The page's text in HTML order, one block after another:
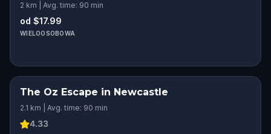
2 km | Avg. time: 90 min
od $17.99
WIELOOSOBOWA
The Oz Escape in Newcastle
2.1 km | Avg. time: 90 min
4.33